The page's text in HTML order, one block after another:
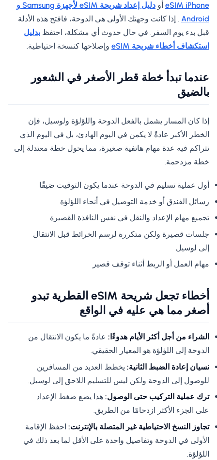
eSIM iPhone أو
دليل إعداد شريحة eSIM لأجهزة Samsung و
Android . إذا كانت وجهتك الأولى هي الدوحة، فافتح هذه الأدلة
قبل بدء يوم السفر. في حال حدوث أي مشكلة، احتفظ بدليل
استكشاف أخطاء شريحة eSIM
وإصلاحها كنسخة احتياطية.
عندما تبدأ خطة قطر الأصغر في الشعور
بالضيق
إذا كان المسار يشمل بالفعل الدوحة واللؤلؤة ولوسيل، فإن
الخطر الأكبر عادةً لا يكمن في اليوم الهادئ، بل في اليوم الذي
تتراكم فيه عدة مهام هاتفية صغيرة، مما يحول خطة معتدلة إلى
خطة مزدحمة.
أول عملية تسليم في الدوحة عندما يكون التوقيت ضيقًا
رسائل الفندق أو خدمة التوصيل في أنحاء اللؤلؤة
تجميع مهام الإعداد والنقل في نفس النافذة القصيرة
جلسات قصيرة ولكن متكررة لرسم الخرائط قبل الانتقال
إلى لوسيل
مهام العمل أو الربط أثناء توقف قصير
أخطاء تجعل شريحة eSIM القطرية تبدو
أصغر مما هي عليه في الواقع
الشراء من أجل أكثر الأيام هدوءًا: عادةً ما يكون الانتقال من
الدوحة إلى اللؤلؤة هو المعيار الحقيقي.
نسيان إعادة الضبط الثانية: يخطط العديد من المسافرين
للوصول إلى الدوحة ولكن ليس للتسليم اللاحق إلى لوسيل.
ترك عملية التركيب حتى الوصول: هذا يضع ضغط الإعداد
على الجزء الأكثر ازدحامًا من الطريق.
تجاوز النسخ الاحتياطية غير المتصلة بالإنترنت: احفظ الإقامة
الأولى في الدوحة وتفاصيل واحدة على الأقل لما بعد ذلك في
اللؤلؤة.